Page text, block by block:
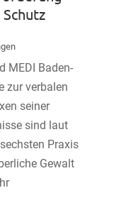
MEDI Baden-
zur verbalen
seiner
sind laut
Praxis
Gewalt